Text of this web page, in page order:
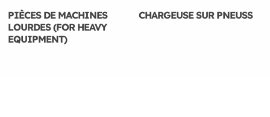
PIÈCES DE MACHINES
LOURDES (FOR HEAVY
EQUIPMENT)
CHARGEUSE SUR PNEUSS